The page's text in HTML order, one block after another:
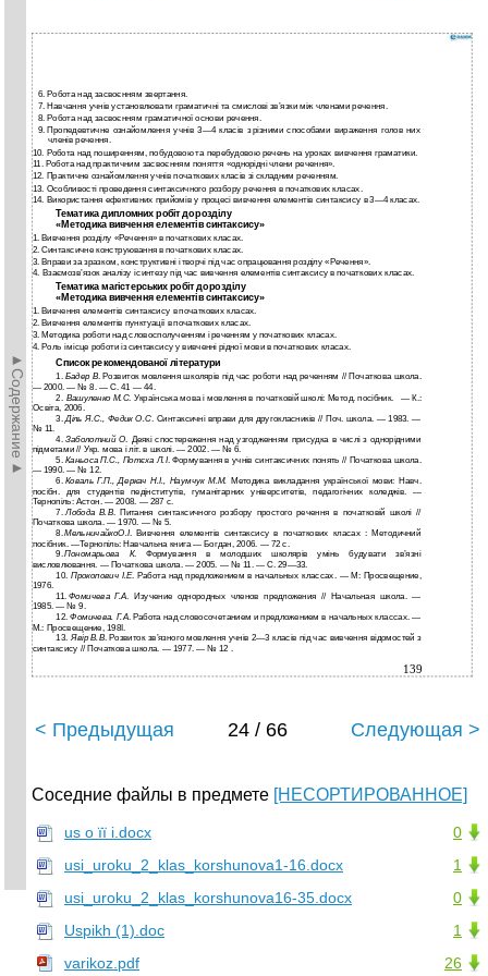
►Содержание►
6. Робота над засвоєнням звертання.
7. Навчання учнів установлювати граматичні та смислові зв’язки між членами речення.
8. Робота над засвоєнням граматичної основи речення.
9. Пропедевтичне ознайомлення учнів3—4 класів з різними способами вираження голов­ них
членів речення.
10. Робота над поширенням, побудовою та перебудовою речень на уроках вивчення граматики.
11. Робота над практичним засвоєнням поняття «однорідні члени речення».
12. Практичне ознайомлення учнів початкових класів зі складним реченням.
13. Особливості проведення синтаксичного розбору речення в початкових класах.
14. Використання ефективних прийомів у процесі вивчення елементів синтаксису в 3—4 класах.
Тематика дипломних робіт до розділу
«Методика вивчення елементів синтаксису»
1. Вивчення розділу «Речення» в початкових класах.
2. Синтаксичне конструювання в початкових класах.
3. Вправи за зразком, конструктивні і творчі під час опрацювання розділу «Речення».
4. Взаємозв’язок аналізу і синтезу під час вивчення елементів синтаксису в початкових класах.
Тематика магістерських робіт до розділу
«Методика вивчення елементів синтаксису»
1. Вивчення елементів синтаксису в початкових класах.
2. Вивчення елементів пунктуації в початкових класах.
3. Методика роботи над словосполученням і реченням у початкових класах.
4. Роль і місце роботи із синтаксису у вивченні рідної мови в початкових класах.
Список рекомендованої літератури
1. Бадер В. Розвиток мовлення школярів під час роботи над реченням // Початкова школа.
— 2000. — № 8. — С. 41 — 44.
2.
Вашуленко М.С. Українська мова і мовлення в початковій школі: Метод. посібник. — К.:
Освіта, 2006.
3. Діль Я.С., Федик О.С. Синтаксичні вправи для другокласників // Поч. школа. — 1983. —
№ 11.
4. Заболотний О. Деякі спостереження над узгодженням присудка в числі з однорідними
підметами // Укр. мова і літ. в школі. — 2002. — № 6.
5. Каньоса П.С., Потєха Л.І. Формування в учнів синтаксичних понять // Початкова школа.
— 1990. — № 12.
6. Коваль Г.П., Деркач Н.І., Наумчук М.М. Методика викладання української мови: Навч.
посібн. для студентів педінститутів, гуманітарних університетів, педагогічних коледжів. —
Тернопіль: Астон. — 2008. — 287 с.
7. Лобода В.В. Питання синтаксичного розбору простого речення в початковій­ школі //
Початкова школа. — 1970. — № 5.
8.МельничайкоО.І. Вивчення елементів синтаксису в початкових класах­ : Методичний
посібник. —Тернопіль: Навчальна книга — Богдан, 2006. — 72 с.
9.Пономарьова К. Формування в молодших школярів умінь будувати зв’язні
висловлювання. — Початкова школа. — 2005. — № 11. — С. 29—33.
10. Прокопович I.E. Работа над предложением в начальных классах. — М: Просвещение,
1976.
11. Фомичева Г.А. Изучение однородных членов предложения // Начальная школа. —
1985. — № 9.
12. Фомичева. Г.А. Работа над словосочетанием и предложением в начальных­ классах. —
М.: Просвещение, 198І.
13. Явір В.В. Розвиток зв’язного мовлення учнів 2—3 класів під час вивчення відомостей з
синтаксису // Початкова школа. — 1977. — № 12 .
139
< Предыдущая 24 / 66 Следующая >
Соседние файлы в предмете [НЕСОРТИРОВАННОЕ]
0
us о її і.docx
1
usi_uroku_2_klas_korshunova1-16.docx
0
usi_uroku_2_klas_korshunova16-35.docx
1
Uspikh (1).doc
26
varikoz.pdf